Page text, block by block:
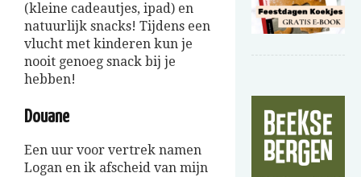
(kleine cadeautjes, ipad) en
natuurlijk snacks! Tijdens een
vlucht met kinderen kun je
nooit genoeg snack bij je
hebben!
Douane
Een uur voor vertrek namen
Logan en ik afscheid van mijn